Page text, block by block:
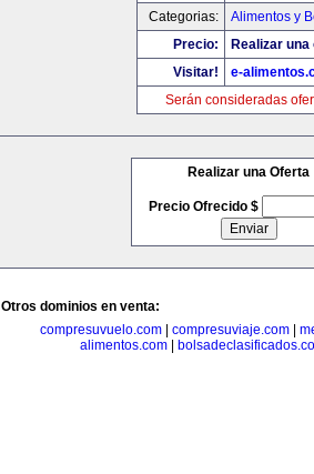
Categorias:
Alimentos y
Precio:
Realizar
Visitar!
e-
Serán consideradas
Realizar una Oferta
Precio Ofrecido $
Otros dominios en venta:
compresuvuelo.com
compresuviaje.com
alimentos.com